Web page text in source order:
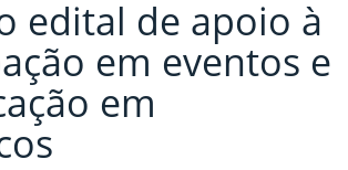
edital de apoio à
em eventos e
em